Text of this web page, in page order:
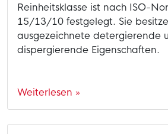
Reinheitsklasse ist nach ISO-
15/13/10 festgelegt. Sie
ausgezeichnete detergierende
dispergierende Eigenschaften.
Weiterlesen »